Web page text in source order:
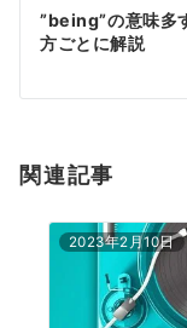
ン
”being”の意味多
方ごとに解説
関連記事
2023年2月10日